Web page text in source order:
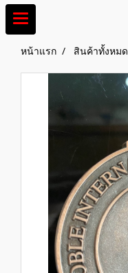
หน้าแรก สินค้าทั้งหมด